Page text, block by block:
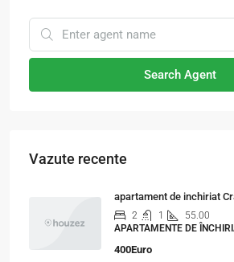
Search Agent
Vazute recente
apartament de inchiriat
2 1
55.00
APARTAMENTE DE
400Euro